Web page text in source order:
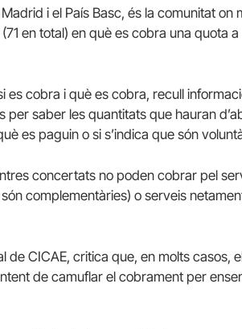
i el País Basc, és la comunitat
en total) en què es cobra una quota
es cobra i què es cobra, recull
per saber les quantitats que hauran
es paguin o si s’indica que són
concertats no poden cobrar pel
complementàries) o serveis
de CICAE, critica que, en molts casos,
de camuflar el cobrament per